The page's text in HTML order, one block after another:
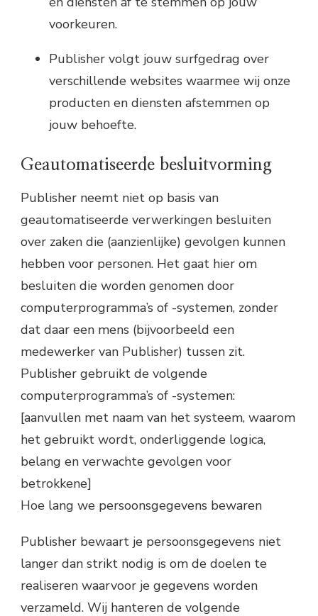
voorkeuren.
Publisher volgt jouw surfgedrag over
verschillende websites waarmee wij onze
producten en diensten afstemmen op
jouw behoefte.
Geautomatiseerde besluitvorming
Publisher neemt niet op basis van
geautomatiseerde verwerkingen besluiten
over zaken die (aanzienlijke) gevolgen kunnen
hebben voor personen. Het gaat hier om
besluiten die worden genomen door
computerprogramma’s of -systemen, zonder
dat daar een mens (bijvoorbeeld een
medewerker van Publisher) tussen zit.
Publisher gebruikt de volgende
computerprogramma’s of -systemen:
[aanvullen met naam van het systeem, waarom
het gebruikt wordt, onderliggende logica,
belang en verwachte gevolgen voor
betrokkene]
Hoe lang we persoonsgegevens bewaren
Publisher bewaart je persoonsgegevens niet
langer dan strikt nodig is om de doelen te
realiseren waarvoor je gegevens worden
verzameld. Wij hanteren de volgende